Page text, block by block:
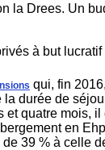
la Drees. Un
à but
qui, fin
la durée de
quatre mois,
en
39 % à celle